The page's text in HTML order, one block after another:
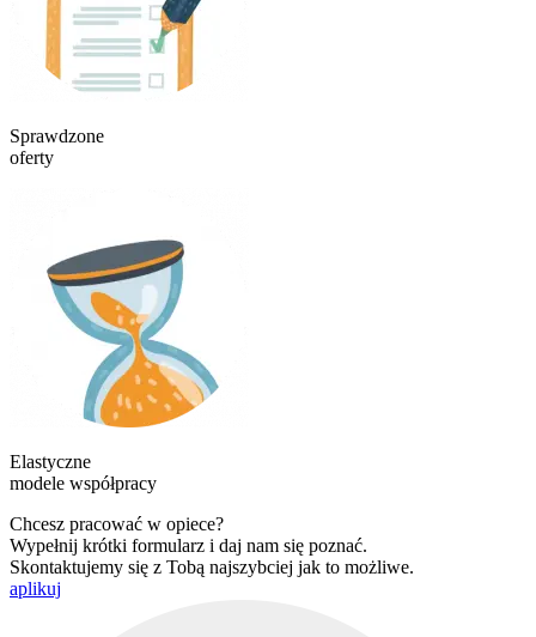
Sprawdzone
oferty
Elastyczne
modele współpracy
Chcesz pracować w opiece?
Wypełnij krótki formularz i daj nam się poznać.
Skontaktujemy się z Tobą najszybciej jak to możliwe.
aplikuj